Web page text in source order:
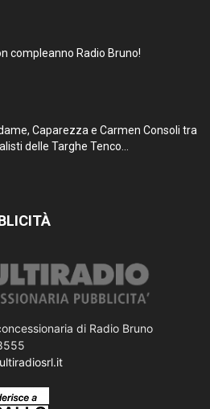
compleanno Radio Bruno!
Caparezza e Carmen Consoli tra
delle Targhe Tenco...
di Radio Bruno